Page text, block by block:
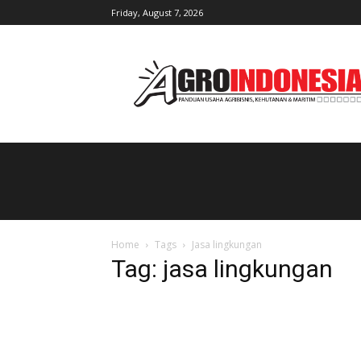
Friday, August 7, 2026
Home Tags Jasa lingkungan
Tag: jasa lingkungan